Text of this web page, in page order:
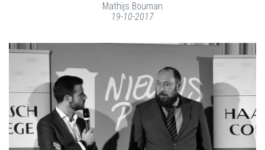
LEES MEER
Mathijs Bouman
19-10-2017